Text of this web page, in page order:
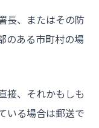
長、またはその防
のある市町村の場
接、それかもしも
いる場合は郵送で